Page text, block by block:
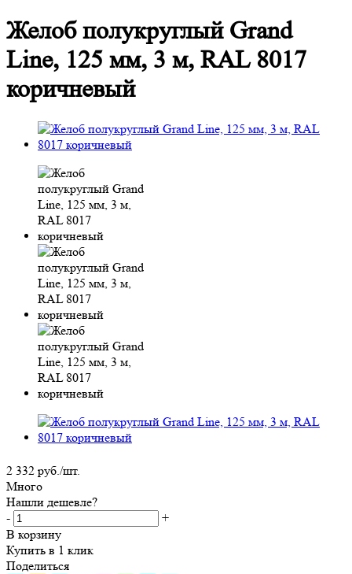
Желоб полукруглый Grand
Line, 125 мм, 3 м, RAL 8017
коричневый
2 332 руб./шт.
Много
Нашли дешевле?
-
+
В корзину
Купить в 1 клик
Поделиться